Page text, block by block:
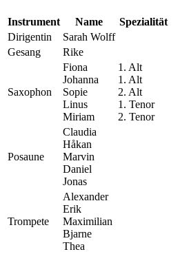
Instrument Name
Spezialität
Dirigentin
Sarah Wolff
Gesang
Rike
Saxophon
Fiona
Johanna
Sopie
Linus
Miriam
1. Alt
1. Alt
2. Alt
1. Tenor
2. Tenor
Posaune
Claudia
Håkan
Marvin
Daniel
Jonas
Trompete
Alexander
Erik
Maximilian
Bjarne
Thea